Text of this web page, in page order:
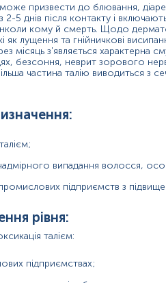
(через 8-12 год після
жирну їжу,
вживання невеликої
крові бажано поїти
призвести до блювання,
2-5 днів після контакту і
кому й смерть. Щодо
як лущення та гнійничкові
місяць з'являється характерна
безсоння, неврит зорового
частина талію виводиться з
випадання волосся,
промислових підприємств з
рівня:
талієм:
підприємствах;